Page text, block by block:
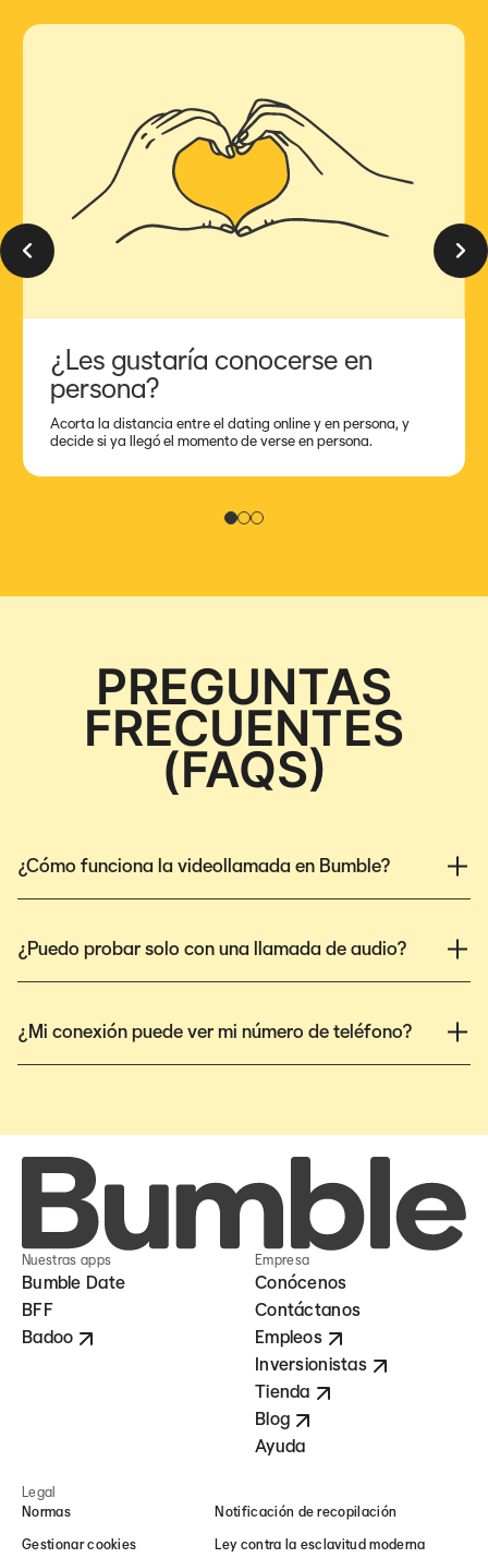
Diapositiva anterior
¿Les gustaría conocerse en
persona?
Acorta la distancia entre el dating online y en persona, y
decide si ya llegó el momento de verse en persona.
Diapositiva 1
Diapositiva 2
Diapositiva 3
PREGUNTAS
FRECUENTES
(FAQS)
¿Cómo funciona la videollamada en Bumble?
¿Puedo probar solo con una llamada de audio?
¿Mi conexión puede ver mi número de teléfono?
Nuestras apps
Bumble Date
BFF
Badoo
Empresa
Conócenos
Contáctanos
Empleos
Inversionistas
Tienda
Blog
Ayuda
Legal
Normas
Gestionar cookies
Notificación de recopilación
Ley contra la esclavitud moderna